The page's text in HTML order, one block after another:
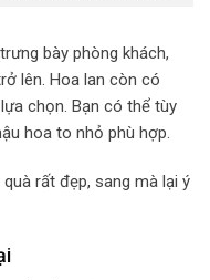
bày phòng khách,
lên. Hoa lan còn có
chọn. Bạn có thể tùy
hoa to nhỏ phù hợp.
rất đẹp, sang mà lại ý